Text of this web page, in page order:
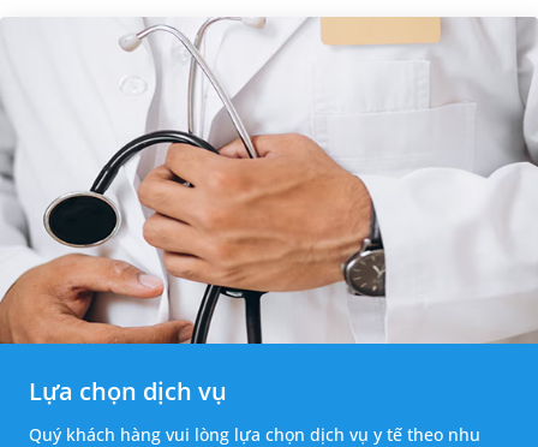
Lựa chọn dịch vụ
Quý khách hàng vui lòng lựa chọn dịch vụ y tế theo nhu